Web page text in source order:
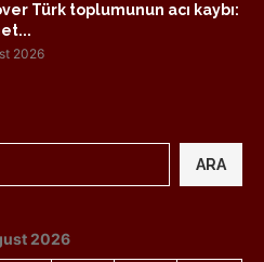
Türk toplumunun acı kaybı:
2026
ARA
2026